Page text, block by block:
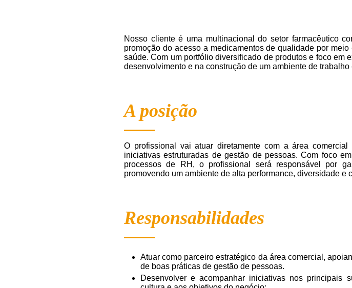
Nosso cliente é uma multinacional do setor farmacêutico
promoção do acesso a medicamentos de qualidade por
saúde. Com um portfólio diversificado de produtos e foco em
desenvolvimento e na construção de um ambiente de
A posição
O profissional vai atuar diretamente com a área
iniciativas estruturadas de gestão de pessoas. Com foco
processos de RH, o profissional será responsável por
promovendo um ambiente de alta performance, diversidade e
Responsabilidades
Atuar como parceiro estratégico da área comercial,
de boas práticas de gestão de pessoas.
Desenvolver e acompanhar iniciativas nos principais